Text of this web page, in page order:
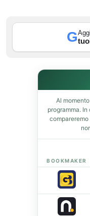
G
Al
programma.
BOOKMAKER